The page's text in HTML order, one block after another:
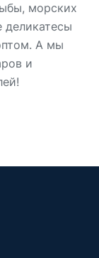
морских
деликатесы
А мы
и